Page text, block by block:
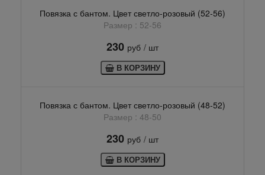
Повязка с бантом. Цвет светло-розовый (52-56)
Размер : 52-56
230 руб / шт
В КОРЗИНУ
Повязка с бантом. Цвет светло-розовый (48-52)
Размер : 48-50
230 руб / шт
В КОРЗИНУ